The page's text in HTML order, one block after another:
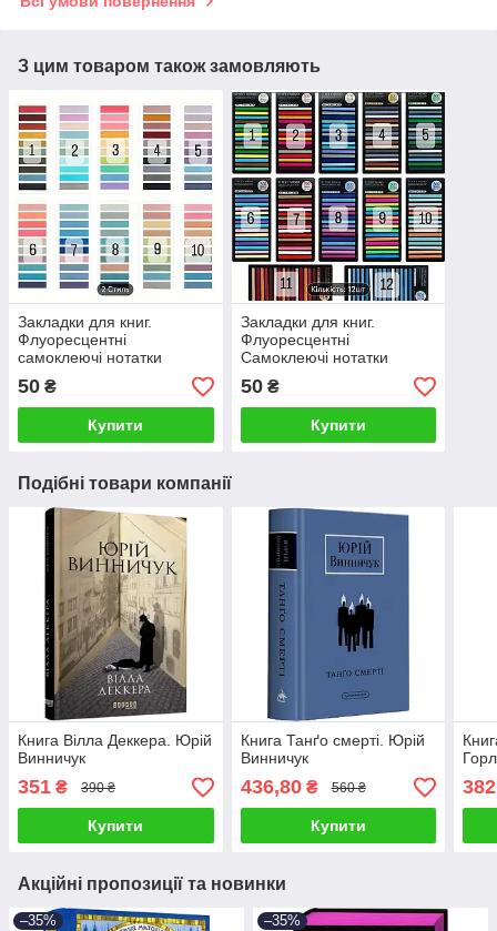
З цим товаром також замовляють
Закладки для книг.
Флуоресцентні
самоклеючі нотатки
50 ₴
Купити
Закладки для книг.
Флуоресцентні
Самоклеючі нотатки
50₴
Купити
Подібні товари компанії
Книга Вілла Деккера. Юрій
Винничук
351 ₴ 390 ₴
Купити
Книга Танґо смерті. Юрій
Винничук
436,80₴ 560 ₴
Купити
Акційні пропозиції та новинки
–35% –35%